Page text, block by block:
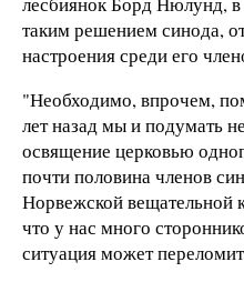
таким решением синода,
настроения среди его
"Необходимо, впрочем,
лет назад мы и подумать
освящение церковью
почти половина членов
Норвежской вещательной
что у нас много
ситуация может